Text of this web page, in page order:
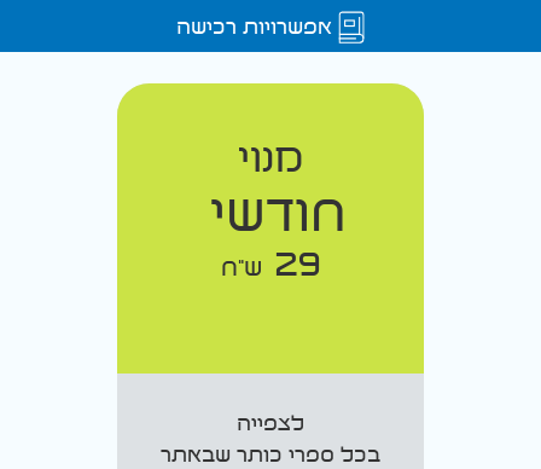
אפשרויות רכישה
מנוי
חודשי
29 ש"ח
לצפייה
בכל ספרי כותר שבאתר